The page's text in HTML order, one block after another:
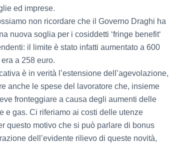
ed imprese.
non ricordare che il Governo Draghi ha
nuova soglia per i cosiddetti ‘fringe benefit‘
il limite è stato infatti aumentato a 600
a 258 euro.
è in verità l’estensione dell’agevolazione,
anche le spese del lavoratore che, insieme
fronteggiare a causa degli aumenti delle
e gas. Ci riferiamo ai costi delle utenze
questo motivo che si può parlare di bonus
dell’evidente rilievo di queste novità,